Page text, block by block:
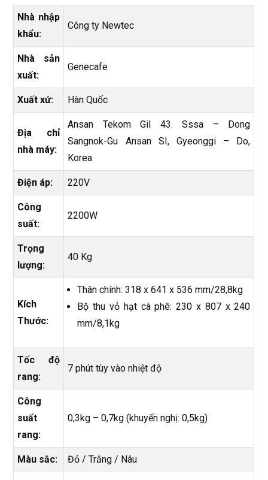
Nhà nhập
khẩu:
Công ty Newtec
Nhà sản
xuất:
Genecafe
Xuất xứ: Hàn Quốc
Địa chỉ
nhà máy:
Ansan Tekom Gil 43. Sssa – Dong
Sangnok-Gu Ansan SI, Gyeonggi – Do,
Korea
Điện áp: 220V
Công
suất:
2200W
Trọng
lượng:
40 Kg
Kích
Thước:
Thân chính: 318 x 641 x 536 mm/28,8kg
Bộ thu vỏ hạt cà phê: 230 x 807 x 240
mm/8,1kg
Tốc độ
rang:
7 phút tùy vào nhiệt độ
Công
suất
rang:
0,3kg – 0,7kg (khuyến nghị: 0,5kg)
Màu sắc: Đỏ / Trắng / Nâu